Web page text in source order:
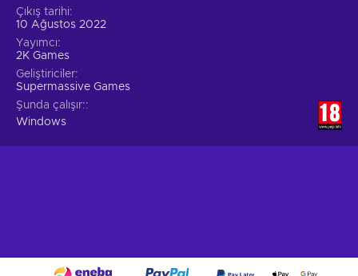
Çıkış tarihi
10 Ağustos 2022
Yayımcı
2K Games
Geliştiriciler
Supermassive Games
Şunda çalışır:
Windows